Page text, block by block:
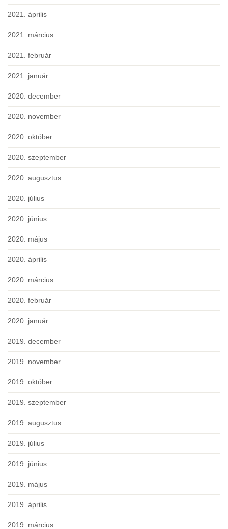
2021. április
2021. március
2021. február
2021. január
2020. december
2020. november
2020. október
2020. szeptember
2020. augusztus
2020. július
2020. június
2020. május
2020. április
2020. március
2020. február
2020. január
2019. december
2019. november
2019. október
2019. szeptember
2019. augusztus
2019. július
2019. június
2019. május
2019. április
2019. március